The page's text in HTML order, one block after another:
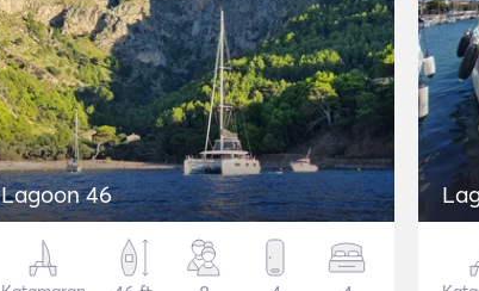
Lagoon 46